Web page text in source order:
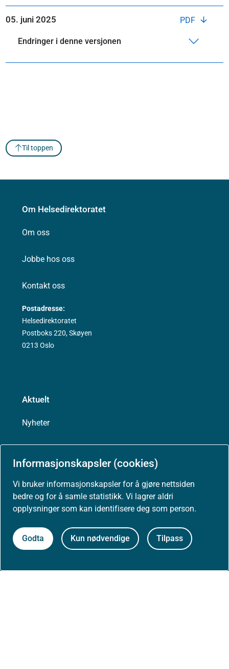
Informasjonskapsler (cookies)
Vi bruker informasjonskapsler for å gjøre nettsiden
bedre og for å samle statistikk. Vi lagrer aldri
opplysninger som kan identifisere deg som person.
Godta Kun nødvendige Tilpass
PDF
05. juni 2025
Endringer i denne versjonen
Til toppen
Om Helsedirektoratet
Om oss
Jobbe hos oss
Kontakt oss
Postadresse:
Helsedirektoratet
Postboks 220, Skøyen
0213 Oslo
Aktuelt
Nyheter
Presse